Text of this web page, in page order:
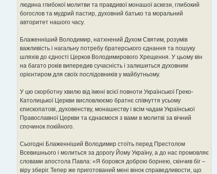
людина глибокої молитви та правдивої монашої аскези, глибокий
богослов та мудрий пастир, духовний батько та моральний
авторитет нашого часу.
Блаженніший Володимир, натхнений Духом Святим, розумів
важливість і нагальну потребу братерського єднання та пошуку
шляхів до єдності Церков Володимирового Хрещення. У цьому він
на багато років випередив сучасність і залишиться духовним
орієнтиром для своїх послідовників у майбутньому.
У цю скорботну хвилю від імені всієї повноти Української Греко-
Католицької Церкви висловлюємо братнє співчуття усьому
єпископатові, духовенству, монашеству і всім чадам Української
Православної Церкви та єднаємося з вами в молитві за вічний
спочинок покійного.
Сьогодні Блаженніший Володимир стоїть перед Престолом
Всевишнього і молиться за дорогу Йому Україну, а до нас промовляє
словами апостола Павла: «Я боровся доброю борнею, скінчив біг –
віру зберіг. Тепер же приготований мені вінок справедливости, що